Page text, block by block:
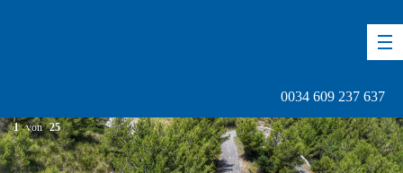
0034 609 237 637
1 von 25